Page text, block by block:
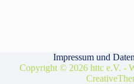
Impressum und
Copyright © 2026 httc e.V. -